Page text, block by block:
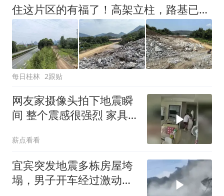
住这片区的有福了！高架立柱，路基已在修建！桂林城郊这条重要高速最新进展来了
每日桂林 2跟贴
网友家摄像头拍下地震瞬
间 整个震感很强烈 家具
薪点看看
宜宾突发地震多栋房屋垮
塌，男子开车经过激动